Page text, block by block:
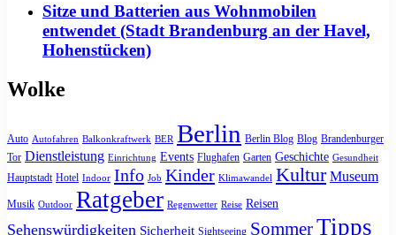
Sitze und Batterien aus Wohnmobilen
entwendet (Stadt Brandenburg an der Havel,
Hohenstücken)
Wolke
Auto Autofahren Balkonkraftwerk BER Berlin Berlin Blog Blog Brandenburger
Tor Dienstleistung Einrichtung Events Flughafen Garten Geschichte Gesundheit
Hauptstadt Hotel Indoor Info Job Kinder Klimawandel Kultur Museum
Musik Outdoor Ratgeber Regenwetter Reise Reisen
Sehenswürdigkeiten Sicherheit Sightseeing SommerTipps